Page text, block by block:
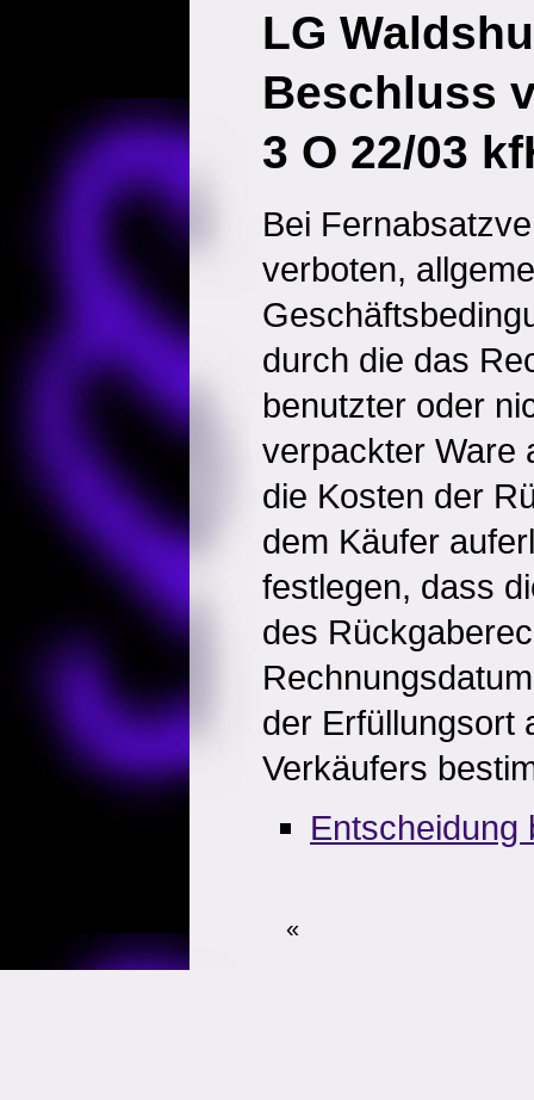
LG
Beschluss
3 O 22/03
Bei
verboten,
durch die das
benutzter oder
verpackter Ware
die Kosten der
dem Käufer
festlegen, dass
des
der Erfüllungsort
Verkäufers
Entscheidung
«